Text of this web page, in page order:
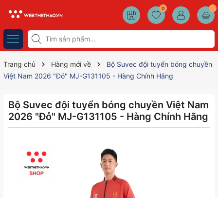
0
Trang chủ Hàng mới về
Bộ Suvec đội tuyển bóng chuyền
Việt Nam 2026 "Đỏ" MJ-G131105 - Hàng Chính Hãng
Bộ Suvec đội tuyển bóng chuyền Việt Nam
2026 "Đỏ" MJ-G131105 - Hàng Chính Hãng